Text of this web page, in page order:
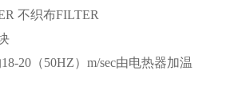
不织布FILTER
18-20（50HZ）m/sec由电热器加温